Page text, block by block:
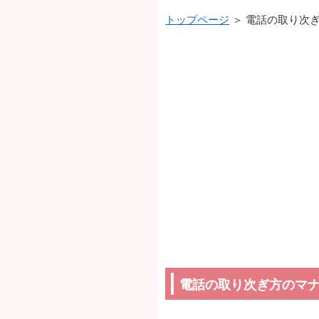
トップページ ＞ 電話の取り次
電話の取り次ぎ方のマ